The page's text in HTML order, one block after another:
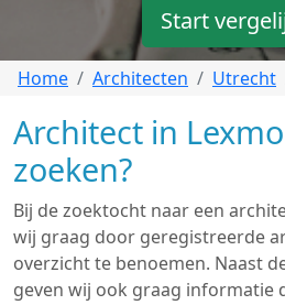
Start
Home Architecten Utrecht
Architect in
zoeken?
Bij de zoektocht naar een
wij graag door geregistreerde
overzicht te benoemen. Naast
geven wij ook graag informatie